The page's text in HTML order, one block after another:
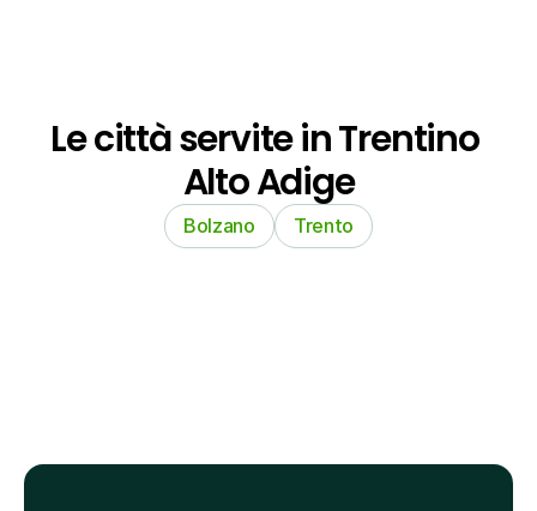
Le città servite in Trentino
Alto Adige
Bolzano Trento